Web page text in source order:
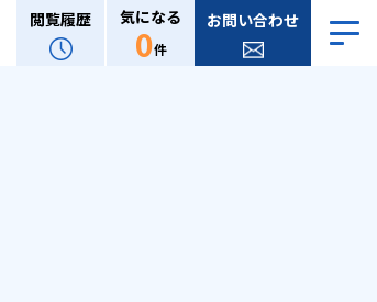
閲覧履歴 気になる
0件
お問い合わせ